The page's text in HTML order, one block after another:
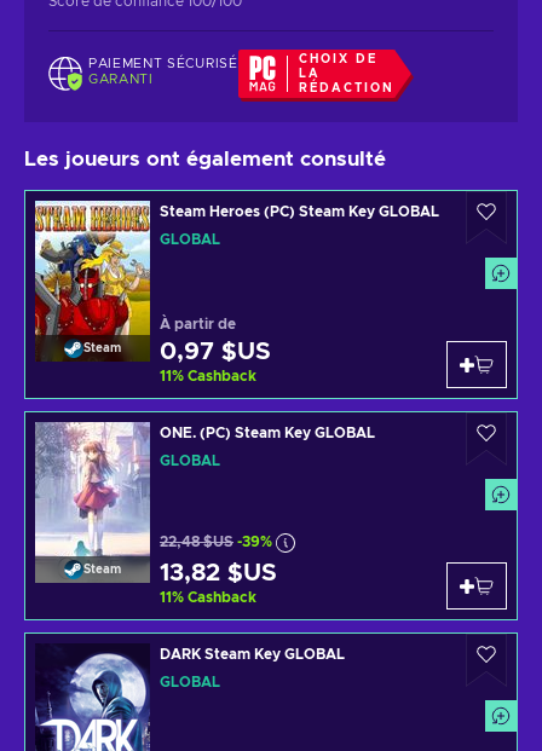
PAIEMENT SÉCURISÉ
GARANTI
CHOIX DE
LA
RÉDACTION
Les joueurs ont également consulté
Steam
Steam Heroes (PC) Steam Key GLOBAL
GLOBAL
À partir de
0,97 $US
11% Cashback
Steam
ONE. (PC) Steam Key GLOBAL
GLOBAL
22,48 $US -39%
13,82 $US
11% Cashback
DARK Steam Key GLOBAL
GLOBAL